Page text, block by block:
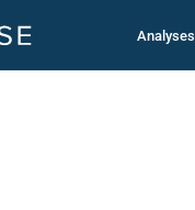
Analyses